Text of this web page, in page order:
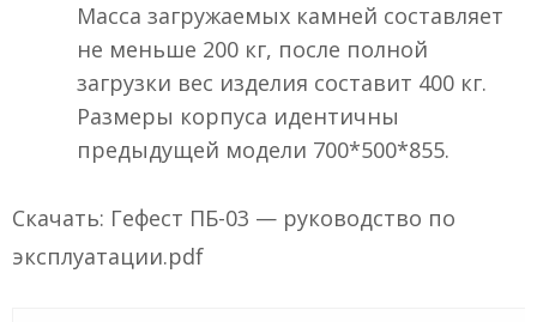
Масса загружаемых камней составляет
не меньше 200 кг, после полной
загрузки вес изделия составит 400 кг.
Размеры корпуса идентичны
предыдущей модели 700*500*855.
Скачать: Гефест ПБ-03 — руководство по
эксплуатации.pdf